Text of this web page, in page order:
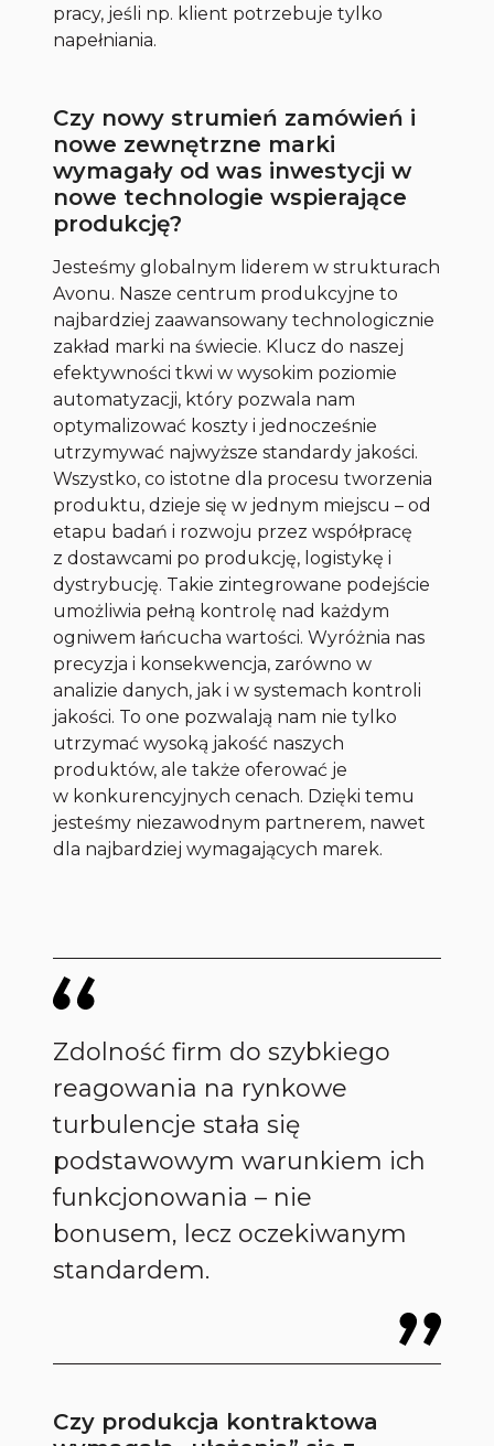
pracy, jeśli np. klient potrzebuje tylko
napełniania.
Czy nowy strumień zamówień i
nowe zewnętrzne marki
wymagały od was inwestycji w
nowe technologie wspierające
produkcję?
Jesteśmy globalnym liderem w strukturach
Avonu. Nasze centrum produkcyjne to
najbardziej zaawansowany technologicznie
zakład marki na świecie. Klucz do naszej
efektywności tkwi w wysokim poziomie
automatyzacji, który pozwala nam
optymalizować koszty i jednocześnie
utrzymywać najwyższe standardy jakości.
Wszystko, co istotne dla procesu tworzenia
produktu, dzieje się w jednym miejscu – od
etapu badań i rozwoju przez współpracę
z dostawcami po produkcję, logistykę i
dystrybucję. Takie zintegrowane podejście
umożliwia pełną kontrolę nad każdym
ogniwem łańcucha wartości. Wyróżnia nas
precyzja i konsekwencja, zarówno w
analizie danych, jak i w systemach kontroli
jakości. To one pozwalają nam nie tylko
utrzymać wysoką jakość naszych
produktów, ale także oferować je
w konkurencyjnych cenach. Dzięki temu
jesteśmy niezawodnym partnerem, nawet
dla najbardziej wymagających marek.
Zdolność firm do szybkiego
reagowania na rynkowe
turbulencje stała się
podstawowym warunkiem ich
funkcjonowania – nie
bonusem, lecz oczekiwanym
standardem.
Czy produkcja kontraktowa